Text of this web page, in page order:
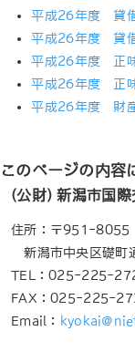
平成26年度 貸
平成26年度 貸
平成26年度 正
平成26年度 正
平成26年度 財
このページの内容
(公財) 新潟市国際
住所：〒951-8055
新潟市中央区礎町
TEL：025-225-
FAX：025-225-
Email：